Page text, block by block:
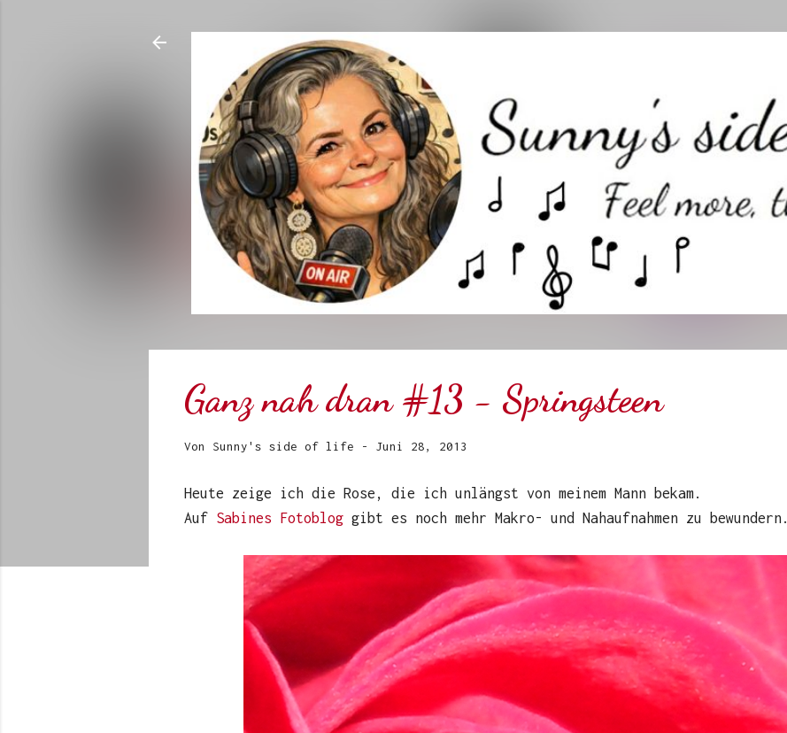
Ganz nah dran #13 - Springsteen
Von Sunny's side of life - Juni 28, 2013
Heute zeige ich die Rose, die ich unlängst von meinem Mann bekam.
Auf Sabines Fotoblog gibt es noch mehr Makro- und Nahaufnahmen zu bewundern.